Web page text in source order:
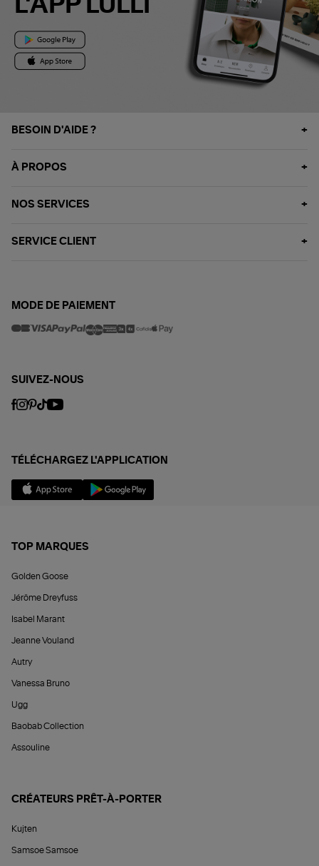
L'APP LULLI
BESOIN D'AIDE ?
À PROPOS
NOS SERVICES
SERVICE CLIENT
MODE DE PAIEMENT
SUIVEZ-NOUS
TÉLÉCHARGEZ L'APPLICATION
TOP MARQUES
Golden Goose
Jérôme Dreyfuss
Isabel Marant
Jeanne Vouland
Autry
Vanessa Bruno
Ugg
Baobab Collection
Assouline
CRÉATEURS PRÊT-À-PORTER
Kujten
Samsoe Samsoe